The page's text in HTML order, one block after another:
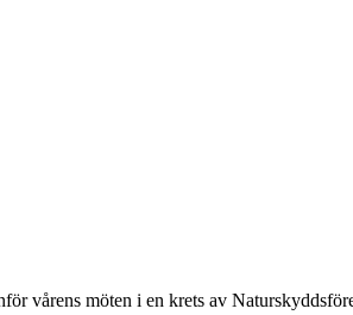
vårens möten i en krets av